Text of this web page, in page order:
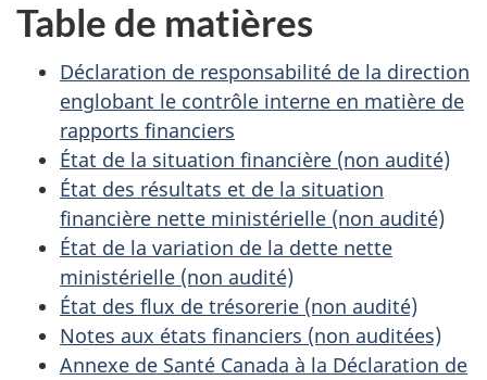
Table de matières
Déclaration de responsabilité de la direction
englobant le contrôle interne en matière de
rapports financiers
État de la situation financière (non audité)
État des résultats et de la situation
financière nette ministérielle (non audité)
État de la variation de la dette nette
ministérielle (non audité)
État des flux de trésorerie (non audité)
Notes aux états financiers (non auditées)
Annexe de Santé Canada à la Déclaration de